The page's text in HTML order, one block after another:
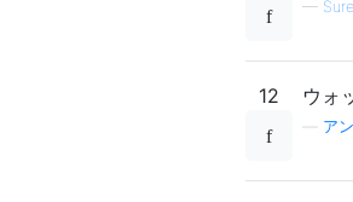
—
12 ウォ
ア